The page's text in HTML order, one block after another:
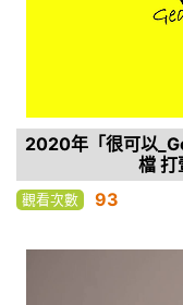
2020年「很可以
檔 打
觀看次數 93